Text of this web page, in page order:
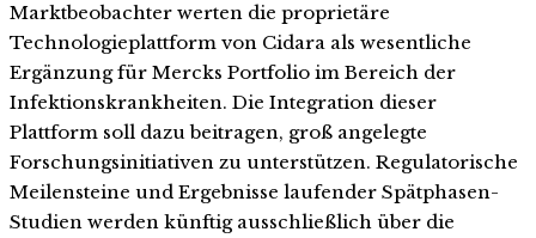
Marktbeobachter werten die proprietäre
Technologieplattform von Cidara als wesentliche
Ergänzung für Mercks Portfolio im Bereich der
Infektionskrankheiten. Die Integration dieser
Plattform soll dazu beitragen, groß angelegte
Forschungsinitiativen zu unterstützen. Regulatorische
Meilensteine und Ergebnisse laufender Spätphasen-
Studien werden künftig ausschließlich über die